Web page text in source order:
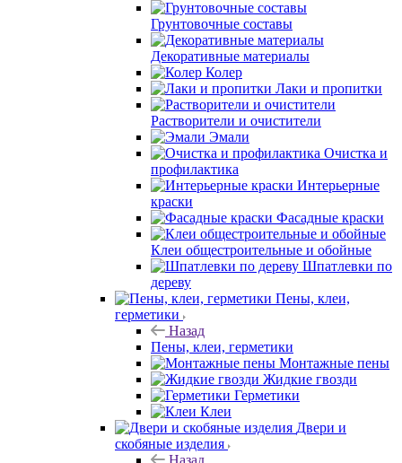
Грунтовочные составы
Декоративные материалы
Колер
Лаки и пропитки
Растворители и очистители
Эмали
Очистка и
профилактика
Интерьерные
краски
Фасадные краски
Клеи общестроительные и обойные
Шпатлевки по
дереву
Пены, клеи,
герметики
Назад
Пены, клеи, герметики
Монтажные пены
Жидкие гвозди
Герметики
Клеи
Двери и
скобяные изделия
Назад